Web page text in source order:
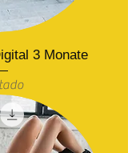
3 Monate